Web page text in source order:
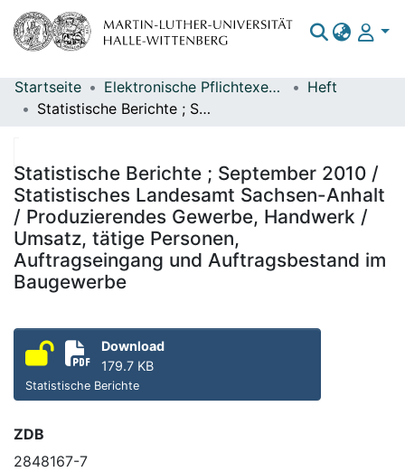
Bereiche & Sammlungen
Statistiken
Startseite Elektronische Pflichtexemplare
Heft
Statistische Berichte ; September 2010 / Statistisches Landesamt Sachsen-Anhalt / Produzierendes Gewerbe, Handwerk / Umsatz, tätige Personen, Auftragseingang und Auftragsbestand im Baugewerbe
Statistische Berichte ; September 2010 /
Statistisches Landesamt Sachsen-Anhalt
/ Produzierendes Gewerbe, Handwerk /
Umsatz, tätige Personen,
Auftragseingang und Auftragsbestand im
Baugewerbe
Download
179.7 KB
Statistische Berichte
ZDB
2848167-7